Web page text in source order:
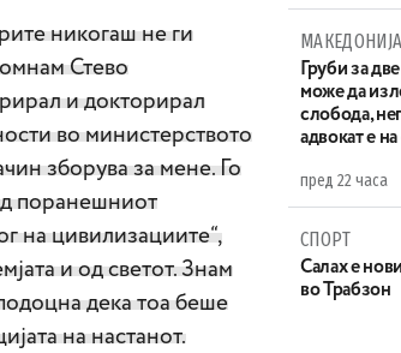
никогаш не ги
Стево
и докторирал
во министерството
зборува за мене. Го
поранешниот
на цивилизациите“,
и од светот. Знам
дека тоа беше
на настанот.
МАКЕДОНИЈА
Груби за
може да
слобода,
адвокат е
пред 22 часа
СПОРТ
Салах е
во Трабзон